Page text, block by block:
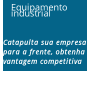
Equipamento
industrial
Catapulta sua empresa
para a frente, obtenha
vantagem competitiva